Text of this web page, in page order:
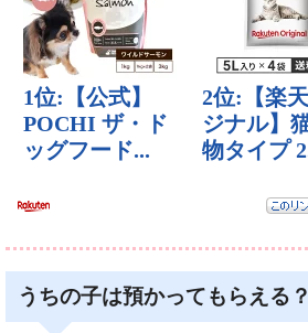
うちの子は預かってもらえる？